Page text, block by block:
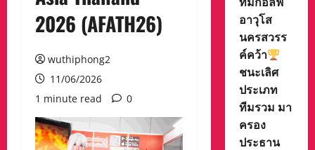
2026 (AFATH26)
wuthiphong2
11/06/2026
1 minute read
0
อาวุโส
นครสวรร
ค์คว้า
ชนะเลิศ
ประเภท
ทีมรวม มา
ครอง
ประธาน